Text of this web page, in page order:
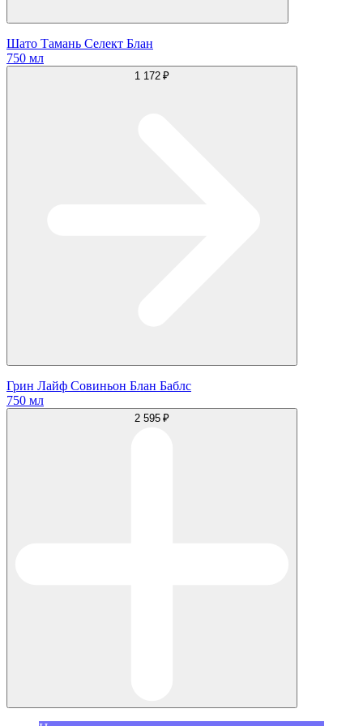
Шато Тамань Селект Блан
750 мл
1 172 ₽
Грин Лайф Совиньон Блан Баблс
750 мл
2 595 ₽